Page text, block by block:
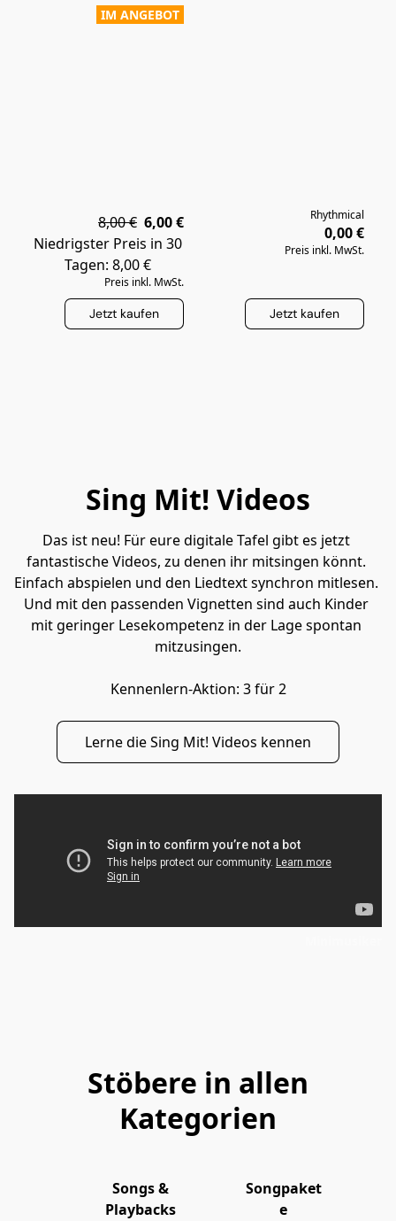
IM ANGEBOT
6,00 €
8,00 €
Niedrigster Preis in 30
Tagen: 8,00 €
Preis inkl. MwSt.
Jetzt kaufen
Rhythmical
0,00 €
Preis inkl. MwSt.
Jetzt kaufen
Sing Mit! Videos
Das ist neu! Für eure digitale Tafel gibt es jetzt
fantastische Videos, zu denen ihr mitsingen könnt.
Einfach abspielen und den Liedtext synchron mitlesen.
Und mit den passenden Vignetten sind auch Kinder
mit geringer Lesekompetenz in der Lage spontan
mitzusingen.
Kennenlern-Aktion: 3 für 2
Lerne die Sing Mit! Videos kennen
Stöbere in allen
Kategorien
Songs &
Playbacks
Songpaket
e